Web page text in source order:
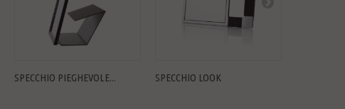
SPECCHIO PIEGHEVOLE... SPECCHIO LOOK